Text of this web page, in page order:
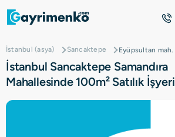
Gayrimenkuller
İstanbul (asya) Sancaktepe Eyüpsultan mah.
İstanbul Sancaktepe Samandıra
Mahallesinde 100m² Satılık İşyeri